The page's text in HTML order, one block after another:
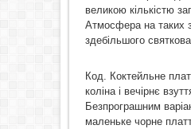
великою кількістю
Атмосфера на таких
здебільшого
Код. Коктейльне
коліна і вечірнє
Безпрограшним
маленьке чорне